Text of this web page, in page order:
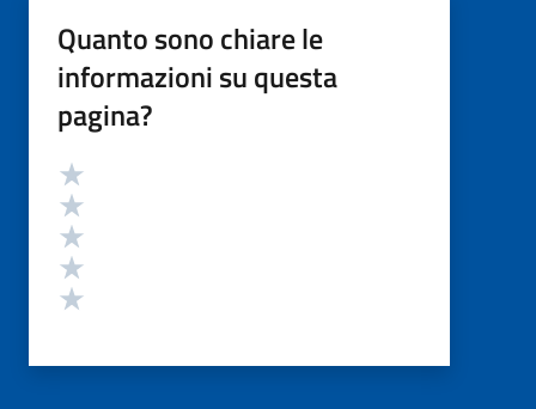
Quanto sono chiare le
informazioni su questa
pagina?
Valutazione